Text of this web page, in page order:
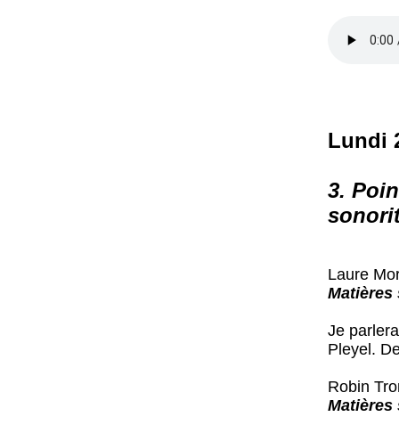
Lundi
3.
Laure
Matières
Je
Pleyel.
Robin
Matières